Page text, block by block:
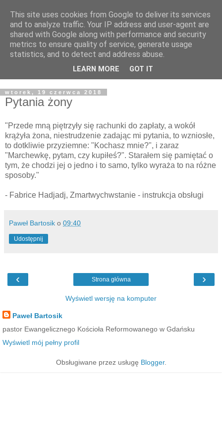
Żyjąc wiarą w REALNYM
świecie
Blog pastora Pawła Bartosika
wtorek, 19 czerwca 2018
Pytania żony
"Przede mną piętrzyły się rachunki do zapłaty, a wokół
krążyła żona, niestrudzenie zadając mi pytania, to wzniosłe,
to dotkliwie przyziemne: "Kochasz mnie?", i zaraz
"Marchewkę, pytam, czy kupiłeś?". Starałem się pamiętać o
tym, że chodzi jej o jedno i to samo, tylko wyraża to na różne
sposoby."
- Fabrice Hadjadj, Zmartwychwstanie - instrukcja obsługi
Paweł Bartosik o 09:40
Udostępnij
‹ ›
Strona główna
Wyświetl wersję na komputer
Paweł Bartosik
pastor Ewangelicznego Kościoła Reformowanego w Gdańsku
Wyświetl mój pełny profil
Obsługiwane przez usługę Blogger.
This site uses cookies from Google to deliver its services
and to analyze traffic. Your IP address and user-agent are
shared with Google along with performance and security
metrics to ensure quality of service, generate usage
statistics, and to detect and address abuse.
LEARN MORE GOT IT